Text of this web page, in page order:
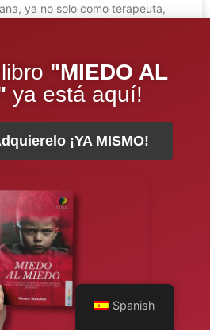
ya no solo como terapeuta,
Spanish
"MIEDO AL
ya está aquí!
¡YA MISMO!